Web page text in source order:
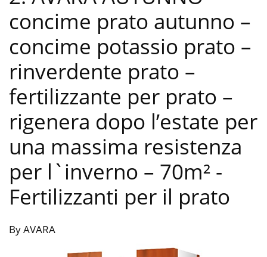
concime prato autunno –
concime potassio prato –
rinverdente prato –
fertilizzante per prato –
rigenera dopo l’estate per
una massima resistenza
per l`inverno – 70m² -
Fertilizzanti per il prato
By AVARA